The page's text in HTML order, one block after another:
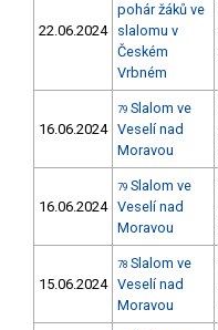
22.06.2024
pohár žáků ve
slalomu v
Českém
Vrbném
16.06.2024
79 Slalom ve
Veselí nad
Moravou
16.06.2024
79 Slalom ve
Veselí nad
Moravou
15.06.2024
78 Slalom ve
Veselí nad
Moravou